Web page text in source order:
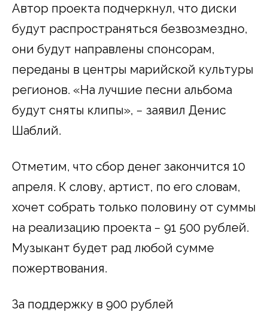
Автор проекта подчеркнул, что диски
будут распространяться безвозмездно,
они будут направлены спонсорам,
переданы в центры марийской культуры
регионов. «На лучшие песни альбома
будут сняты клипы», − заявил Денис
Шаблий.
Отметим, что сбор денег закончится 10
апреля. К слову, артист, по его словам,
хочет собрать только половину от суммы
на реализацию проекта − 91 500 рублей.
Музыкант будет рад любой сумме
пожертвования.
За поддержку в 900 рублей